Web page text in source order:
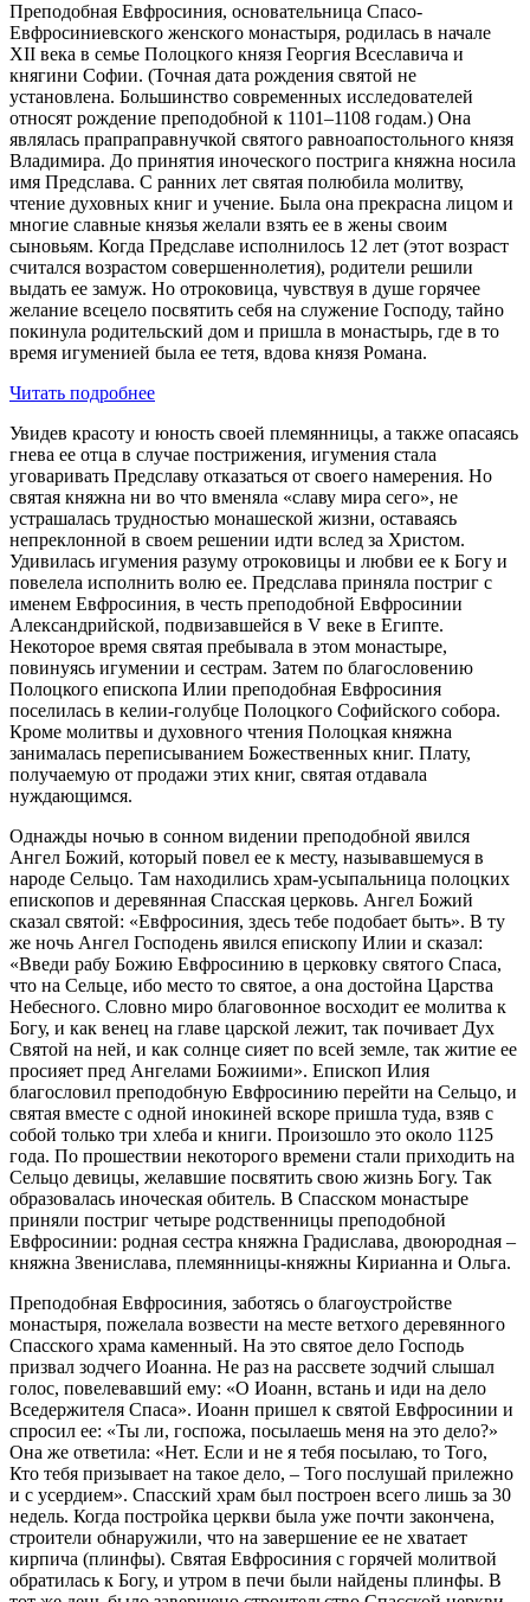
Преподобная Евфросиния, основательница Спасо-
Евфросиниевского женского монастыря, родилась в начале
XII века в семье Полоцкого князя Георгия Всеславича и
княгини Софии. (Точная дата рождения святой не
установлена. Большинство современных исследователей
относят рождение преподобной к 1101–1108 годам.) Она
являлась прапраправнучкой святого равноапостольного князя
Владимира. До принятия иноческого пострига княжна носила
имя Предслава. С ранних лет святая полюбила молитву,
чтение духовных книг и учение. Была она прекрасна лицом и
многие славные князья желали взять ее в жены своим
сыновьям. Когда Предславе исполнилось 12 лет (этот возраст
считался возрастом совершеннолетия), родители решили
выдать ее замуж. Но отроковица, чувствуя в душе горячее
желание всецело посвятить себя на служение Господу, тайно
покинула родительский дом и пришла в монастырь, где в то
время игуменией была ее тетя, вдова князя Романа.
Читать подробнее
Увидев красоту и юность своей племянницы, а также опасаясь
гнева ее отца в случае пострижения, игумения стала
уговаривать Предславу отказаться от своего намерения. Но
святая княжна ни во что вменяла «славу мира сего», не
устрашалась трудностью монашеской жизни, оставаясь
непреклонной в своем решении идти вслед за Христом.
Удивилась игумения разуму отроковицы и любви ее к Богу и
повелела исполнить волю ее. Предслава приняла постриг с
именем Евфросиния, в честь преподобной Евфросинии
Александрийской, подвизавшейся в V веке в Египте.
Некоторое время святая пребывала в этом монастыре,
повинуясь игумении и сестрам. Затем по благословению
Полоцкого епископа Илии преподобная Евфросиния
поселилась в келии-голубце Полоцкого Софийского собора.
Кроме молитвы и духовного чтения Полоцкая княжна
занималась переписыванием Божественных книг. Плату,
получаемую от продажи этих книг, святая отдавала
нуждающимся.
Однажды ночью в сонном видении преподобной явился
Ангел Божий, который повел ее к месту, называвшемуся в
народе Сельцо. Там находились храм-усыпальница полоцких
епископов и деревянная Спасская церковь. Ангел Божий
сказал святой: «Евфросиния, здесь тебе подобает быть». В ту
же ночь Ангел Господень явился епископу Илии и сказал:
«Введи рабу Божию Евфросинию в церковку святого Спаса,
что на Сельце, ибо место то святое, а она достойна Царства
Небесного. Словно миро благовонное восходит ее молитва к
Богу, и как венец на главе царской лежит, так почивает Дух
Святой на ней, и как солнце сияет по всей земле, так житие ее
просияет пред Ангелами Божиими». Епископ Илия
благословил преподобную Евфросинию перейти на Сельцо, и
святая вместе с одной инокиней вскоре пришла туда, взяв с
собой только три хлеба и книги. Произошло это около 1125
года. По прошествии некоторого времени стали приходить на
Сельцо девицы, желавшие посвятить свою жизнь Богу. Так
образовалась иноческая обитель. В Спасском монастыре
приняли постриг четыре родственницы преподобной
Евфросинии: родная сестра княжна Градислава, двоюродная –
княжна Звенислава, племянницы-княжны Кирианна и Ольга.
Преподобная Евфросиния, заботясь о благоустройстве
монастыря, пожелала возвести на месте ветхого деревянного
Спасского храма каменный. На это святое дело Господь
призвал зодчего Иоанна. Не раз на рассвете зодчий слышал
голос, повелевавший ему: «О Иоанн, встань и иди на дело
Вседержителя Спаса». Иоанн пришел к святой Евфросинии и
спросил ее: «Ты ли, госпожа, посылаешь меня на это дело?»
Она же ответила: «Нет. Если и не я тебя посылаю, то Того,
Кто тебя призывает на такое дело, – Того послушай прилежно
и с усердием». Спасский храм был построен всего лишь за 30
недель. Когда постройка церкви была уже почти закончена,
строители обнаружили, что на завершение ее не хватает
кирпича (плинфы). Святая Евфросиния с горячей молитвой
обратилась к Богу, и утром в печи были найдены плинфы. В